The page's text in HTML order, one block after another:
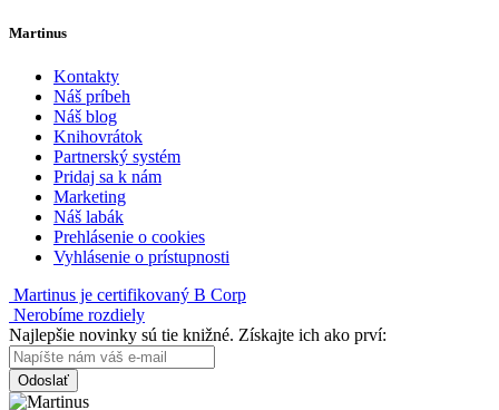
Martinus
Kontakty
Náš príbeh
Náš blog
Knihovrátok
Partnerský systém
Pridaj sa k nám
Marketing
Náš labák
Prehlásenie o cookies
Vyhlásenie o prístupnosti
Martinus je certifikovaný B Corp
Nerobíme rozdiely
Najlepšie novinky sú tie knižné. Získajte ich ako prví:
Odoslať